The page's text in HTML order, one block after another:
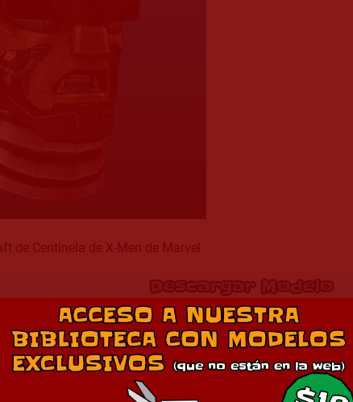
de Centinela de X-Men de Marvel
Descargar Modelo
Comparte esto:
Más